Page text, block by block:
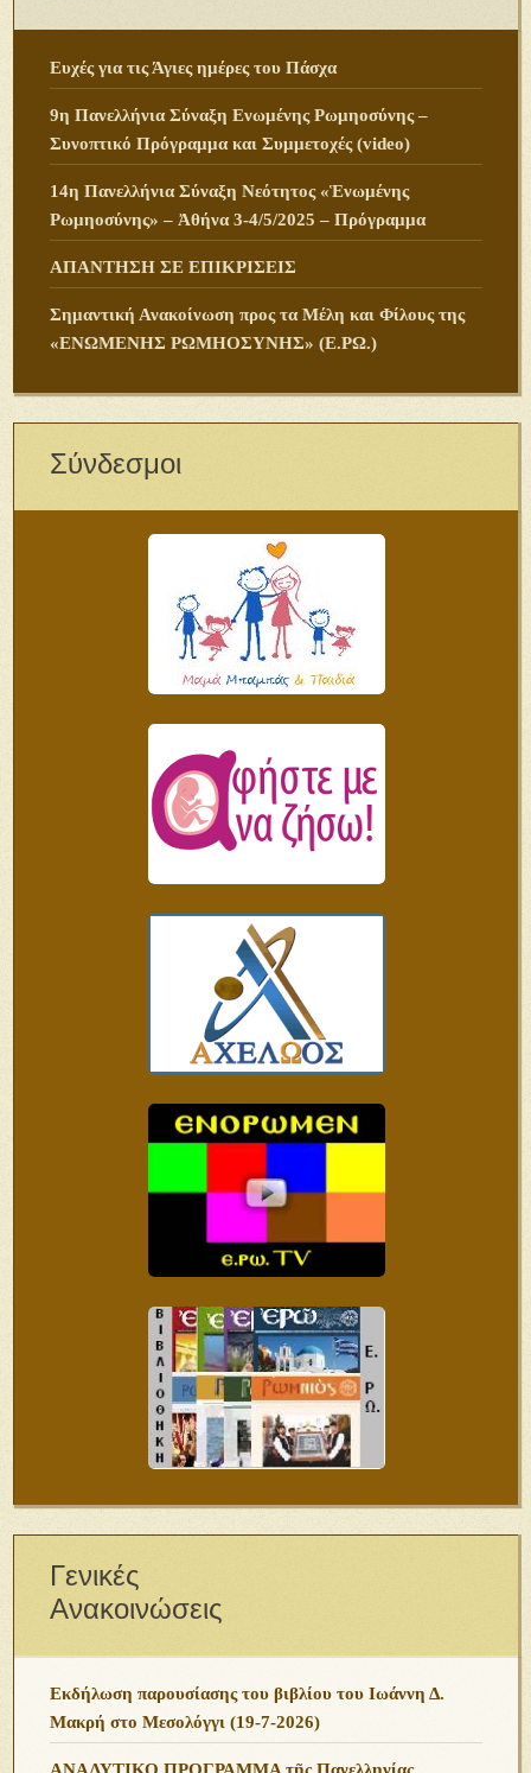
Ευχές για τις Άγιες ημέρες του Πάσχα
9η Πανελλήνια Σύναξη Ενωμένης Ρωμηοσύνης –
Συνοπτικό Πρόγραμμα και Συμμετοχές (video)
14η Πανελλήνια Σύναξη Νεότητος «Ἑνωμένης
Ρωμηοσύνης» – Ἀθήνα 3-4/5/2025 – Πρόγραμμα
ΑΠΑΝΤΗΣΗ ΣΕ ΕΠΙΚΡΙΣΕΙΣ
Σημαντική Ανακοίνωση προς τα Μέλη και Φίλους της
«ΕΝΩΜΕΝΗΣ ΡΩΜΗΟΣΥΝΗΣ» (Ε.ΡΩ.)
Σύνδεσμοι
Γενικές
Ανακοινώσεις
Εκδήλωση παρουσίασης του βιβλίου του Ιωάννη Δ.
Μακρή στο Μεσολόγγι (19-7-2026)